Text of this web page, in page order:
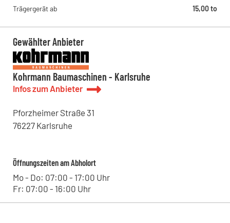
Kohrmann Baumaschinen - Leipzig
Trägergerät ab
15,00 to
Gewählter Anbieter
Kohrmann Baumaschinen - Karlsruhe
Infos zum Anbieter
Pforzheimer Straße 31
76227 Karlsruhe
Öffnungszeiten am Abholort
Mo - Do: 07:00 - 17:00 Uhr
Fr: 07:00 - 16:00 Uhr